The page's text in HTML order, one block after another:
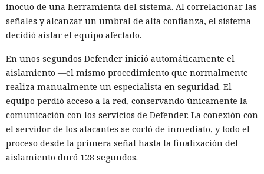
zgoen la conferencia Black Hat en Las Vegas. Según dijo,
accedió a varios servidores de comando de los hackers, y en
algunos casos los propios atacantes infectaban sus
sus estaciones de trabajo y a la correspondencia en Slack y
Discord. En total, Stikas analizó alrededor de 5 terabytes de
datos.
El principal método de infiltración seguía siendo el
esquema de ofertas de trabajo falsas: atraían a los
desarrolladores con salarios altos y les pedían, como tarea
de prueba, descargar un programa que instalaba
inocuo de una herramienta del sistema. Al correlacionar las
señales y alcanzar un umbral de alta confianza, el sistema
decidió aislar el equipo afectado.
En unos segundos Defender inició automáticamente el
aislamiento —el mismo procedimiento que normalmente
realiza manualmente un especialista en seguridad. El
equipo perdió acceso a la red, conservando únicamente la
comunicación con los servicios de Defender. La conexión con
el servidor de los atacantes se cortó de inmediato, y todo el
proceso desde la primera señal hasta la finalización del
aislamiento duró 128 segundos.